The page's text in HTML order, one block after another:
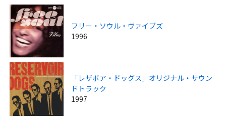
フリー・ソウル・ヴァイブズ
1996
「レザボア・ドッグス」オリジナル・サウン
ドトラック
1997